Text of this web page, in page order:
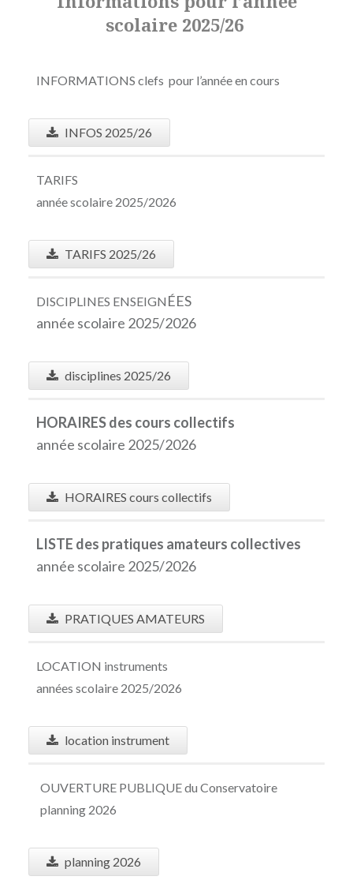
scolaire 2025/26
INFORMATIONS clefs pour l’année en cours
INFOS 2025/26
TARIFS
année scolaire 2025/2026
TARIFS 2025/26
DISCIPLINES ENSEIGN ÉES
année scolaire 2025/2026
disciplines 2025/26
HORAIRES des cours collectifs
année scolaire 2025/2026
HORAIRES cours collectifs
LISTE des pratiques amateurs collectives
année scolaire 2025/2026
PRATIQUES AMATEURS
LOCATION instruments
années scolaire 2025/2026
location instrument
OUVERTURE PUBLIQUE du Conservatoire
planning 2026
planning 2026